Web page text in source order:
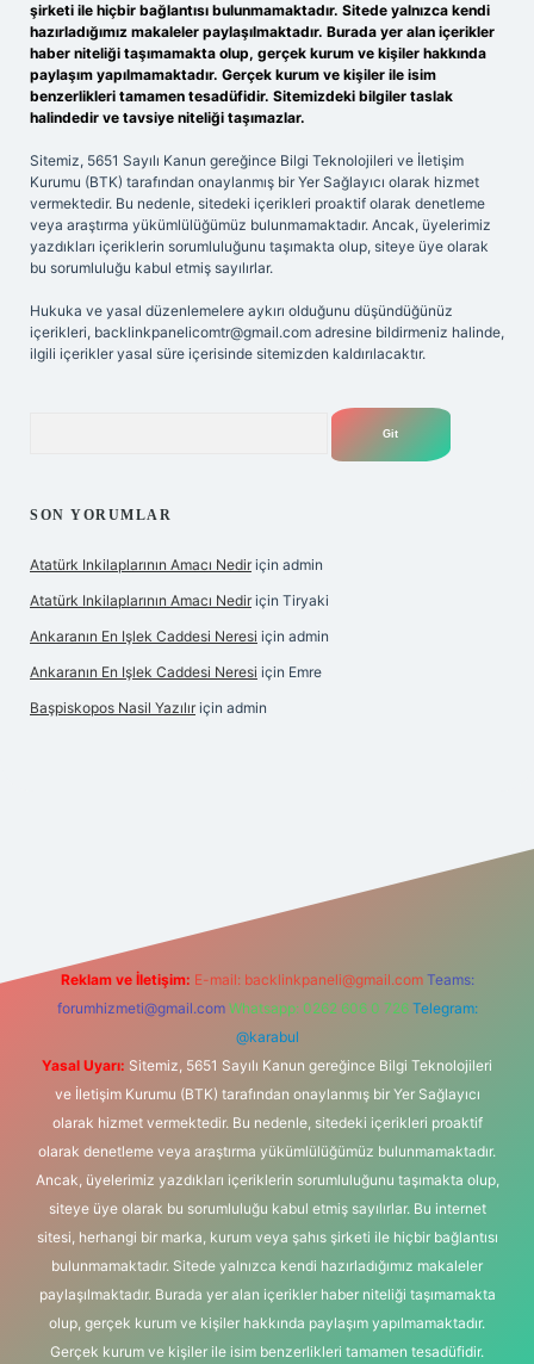
şirketi ile hiçbir bağlantısı bulunmamaktadır. Sitede yalnızca kendi
hazırladığımız makaleler paylaşılmaktadır. Burada yer alan içerikler
haber niteliği taşımamakta olup, gerçek kurum ve kişiler hakkında
paylaşım yapılmamaktadır. Gerçek kurum ve kişiler ile isim
benzerlikleri tamamen tesadüfidir. Sitemizdeki bilgiler taslak
halindedir ve tavsiye niteliği taşımazlar.
Sitemiz, 5651 Sayılı Kanun gereğince Bilgi Teknolojileri ve İletişim
Kurumu (BTK) tarafından onaylanmış bir Yer Sağlayıcı olarak hizmet
vermektedir. Bu nedenle, sitedeki içerikleri proaktif olarak denetleme
veya araştırma yükümlülüğümüz bulunmamaktadır. Ancak, üyelerimiz
yazdıkları içeriklerin sorumluluğunu taşımakta olup, siteye üye olarak
bu sorumluluğu kabul etmiş sayılırlar.
Hukuka ve yasal düzenlemelere aykırı olduğunu düşündüğünüz
içerikleri, backlinkpanelicomtr@gmail.com adresine bildirmeniz halinde,
ilgili içerikler yasal süre içerisinde sitemizden kaldırılacaktır.
SON YORUMLAR
Atatürk Inkilaplarının Amacı Nedir için admin
Atatürk Inkilaplarının Amacı Nedir için Tiryaki
Ankaranın En Işlek Caddesi Neresi için admin
Ankaranın En Işlek Caddesi Neresi için Emre
Başpiskopos Nasil Yazılır için admin
Reklam ve İletişim: E-mail: backlinkpaneli@gmail.com Teams:
forumhizmeti@gmail.com Whatsapp: 0262 606 0 726 Telegram:
@karabul
Yasal Uyarı: Sitemiz, 5651 Sayılı Kanun gereğince Bilgi Teknolojileri
ve İletişim Kurumu (BTK) tarafından onaylanmış bir Yer Sağlayıcı
olarak hizmet vermektedir. Bu nedenle, sitedeki içerikleri proaktif
olarak denetleme veya araştırma yükümlülüğümüz bulunmamaktadır.
Ancak, üyelerimiz yazdıkları içeriklerin sorumluluğunu taşımakta olup,
siteye üye olarak bu sorumluluğu kabul etmiş sayılırlar. Bu internet
sitesi, herhangi bir marka, kurum veya şahıs şirketi ile hiçbir bağlantısı
bulunmamaktadır. Sitede yalnızca kendi hazırladığımız makaleler
paylaşılmaktadır. Burada yer alan içerikler haber niteliği taşımamakta
olup, gerçek kurum ve kişiler hakkında paylaşım yapılmamaktadır.
Gerçek kurum ve kişiler ile isim benzerlikleri tamamen tesadüfidir.